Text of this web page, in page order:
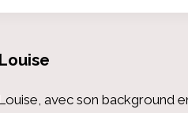
Louise
avec son background